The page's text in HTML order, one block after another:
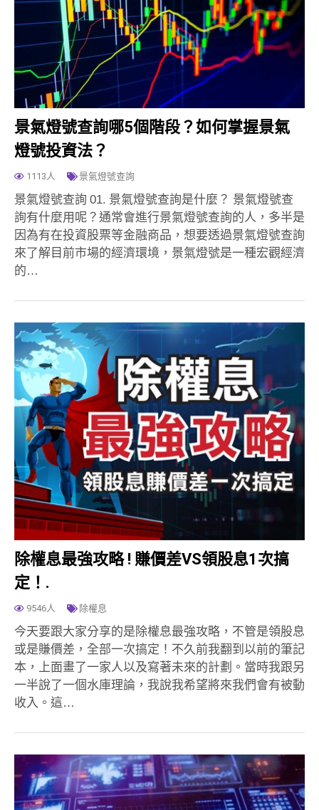
景氣燈號查詢哪5個階段？如何掌握景氣
燈號投資法？
1113人 景氣燈號查詢
景氣燈號查詢 01. 景氣燈號查詢是什麼？ 景氣燈號查
詢有什麼用呢？通常會進行景氣燈號查詢的人，多半是
因為有在投資股票等金融商品，想要透過景氣燈號查詢
來了解目前市場的經濟環境，景氣燈號是一種宏觀經濟
的…
除權息最強攻略 ! 賺價差VS領股息1次搞
定！.
9546人 除權息
今天要跟大家分享的是除權息最強攻略，不管是領股息
或是賺價差，全部一次搞定！不久前我翻到以前的筆記
本，上面畫了一家人以及寫著未來的計劃。當時我跟另
一半說了一個水庫理論，我說我希望將來我們會有被動
收入。這…